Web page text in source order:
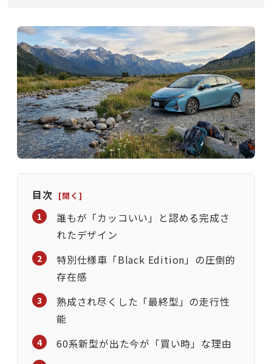
目次
誰もが「カッコいい」と認める完成さ
れたデザイン
特別仕様車「Black Edition」の圧倒的
存在感
熟成され尽くした「最終型」の走行性
能
60系新型が出た今が「買い時」な理由